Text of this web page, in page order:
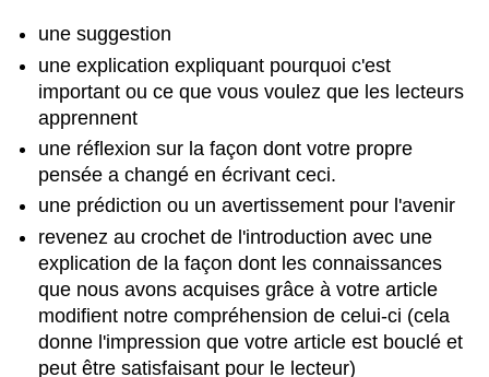
une suggestion
une explication expliquant pourquoi c'est
important ou ce que vous voulez que les lecteurs
apprennent
une réflexion sur la façon dont votre propre
pensée a changé en écrivant ceci.
une prédiction ou un avertissement pour l'avenir
revenez au crochet de l'introduction avec une
explication de la façon dont les connaissances
que nous avons acquises grâce à votre article
modifient notre compréhension de celui-ci (cela
donne l'impression que votre article est bouclé et
peut être satisfaisant pour le lecteur)